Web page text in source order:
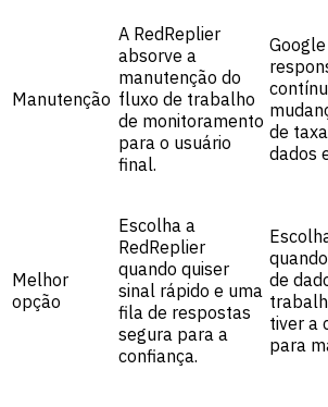
Manutenção
A RedReplier
absorve a
manutenção do
fluxo de trabalho
de monitoramento
para o usuário
final.
de
dados
Melhor
opção
Escolha a
RedReplier
quando quiser
sinal rápido e uma
fila de respostas
segura para a
confiança.
de
tiver a
para